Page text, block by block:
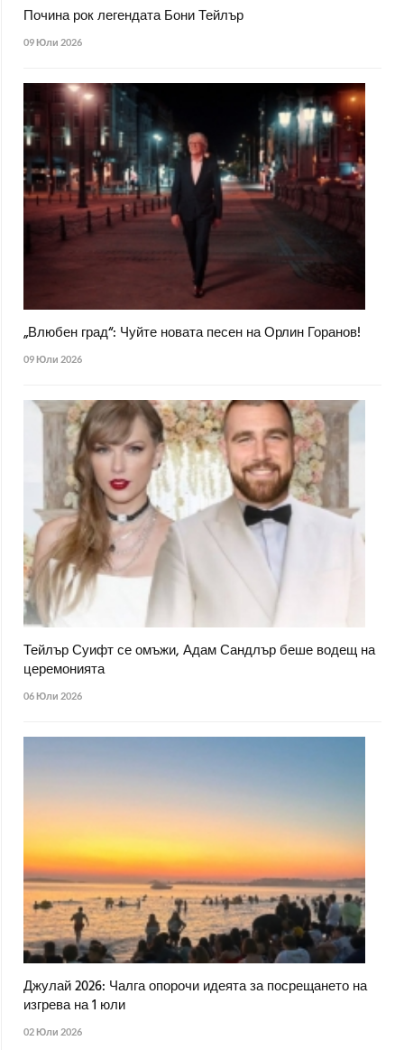
Почина рок легендата Бони Тейлър
09 Юли 2026
„Влюбен град“: Чуйте новата песен на Орлин Горанов!
09 Юли 2026
Тейлър Суифт се омъжи, Адам Сандлър беше водещ на
церемонията
06 Юли 2026
Джулай 2026: Чалга опорочи идеята за посрещането на
изгрева на 1 юли
02 Юли 2026